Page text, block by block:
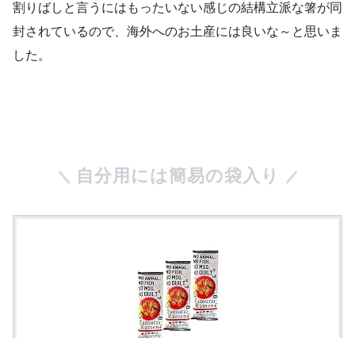
割りばしと言うにはもったいない感じの結構立派な箸が同
封されているので、海外へのお土産には良いな～と思いま
した。
自分用には簡易の袋入り